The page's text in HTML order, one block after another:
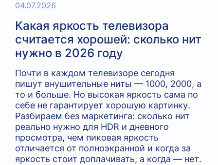
Какая яркость телевизора
считается хорошей: сколько нит
нужно в 2026 году
Почти в каждом телевизоре сегодня
пишут внушительные ниты — 1000, 2000, а
то и больше. Но высокая яркость сама по
себе не гарантирует хорошую картинку.
Разбираем без маркетинга: сколько нит
реально нужно для HDR и дневного
просмотра, чем пиковая яркость
отличается от полноэкранной и когда за
яркость стоит доплачивать, а когда — нет.
04.07.2026